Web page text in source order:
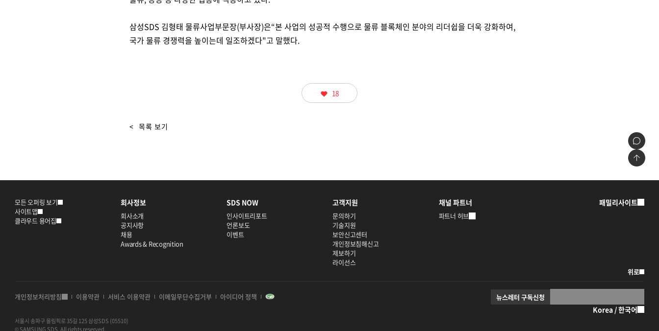
삼성SDS 김형태 물류사업부문장(부사장)은“본 사업의 성공적 수행으로 물류 블록체인 분야의 리더쉽을 더욱 강화하여,
국가 물류 경쟁력을 높이는데 일조하겠다"고 말했다.
18
< 목록 보기
위로
모든 오퍼링 보기
사이트맵
클라우드 용어집
회사정보
회사소개
공지사항
채용
Awards & Recognition
SDS NOW
인사이트리포트
언론보도
이벤트
고객지원
문의하기
기술지원
보안신고센터
개인정보침해신고
제보하기
라이선스
채널 파트너
파트너 허브
패밀리사이트
뉴스레터 구독신청
Korea / 한국어
개인정보처리방침 이용약관 서비스 이용약관 이메일무단수집거부 아이디어 정책
서울시 송파구 올림픽로 35길 125 삼성SDS (05510)